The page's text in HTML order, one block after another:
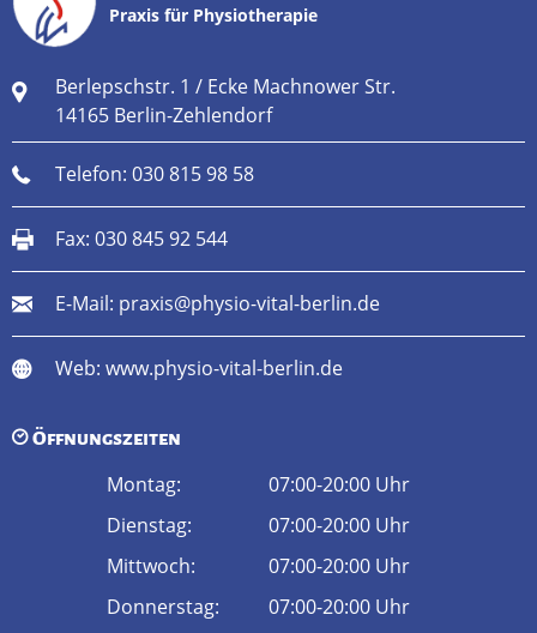
Praxis für Physiotherapie
Berlepschstr. 1 / Ecke Machnower Str.
14165 Berlin-Zehlendorf
Telefon: 030 815 98 58
Fax: 030 845 92 544
E-Mail: praxis@physio-vital-berlin.de
Web: www.physio-vital-berlin.de
Öffnungszeiten
Montag:
07:00-20:00 Uhr
Dienstag:
07:00-20:00 Uhr
Mittwoch:
07:00-20:00 Uhr
Donnerstag:
07:00-20:00 Uhr